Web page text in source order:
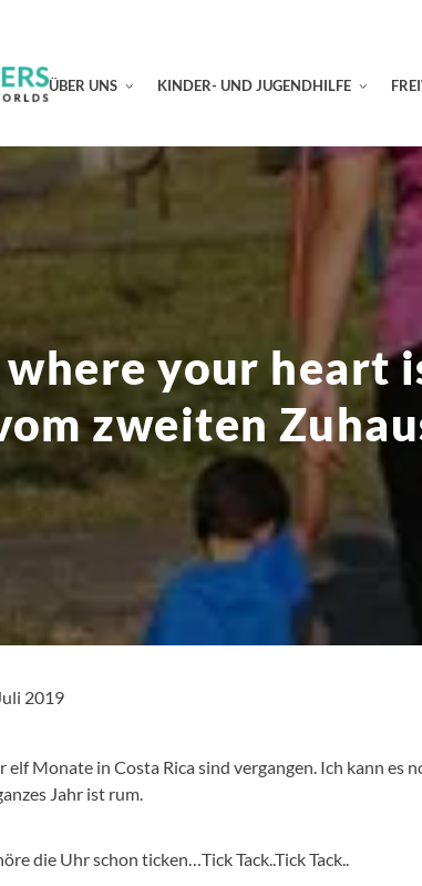
ÜBER UNS KINDER- UND JUGENDHILFE
where your heart
zweiten
2019
elf Monate in Costa Rica sind vergangen. Ich kann
Jahr ist rum.
die Uhr schon ticken…Tick Tack..Tick Tack..